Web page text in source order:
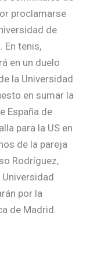
proclamarse
de
En tenis,
en un duelo
la Universidad
en sumar la
España de
para la US en
de la pareja
Rodríguez,
por la
de Madrid.